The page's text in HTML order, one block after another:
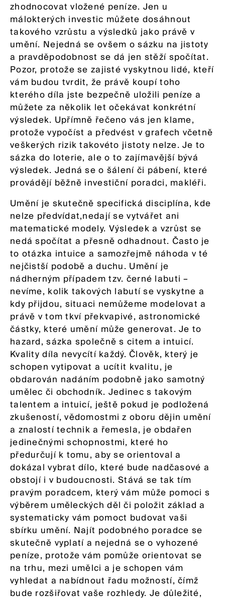
zhodnocovat vložené peníze. Jen u
málokterých investic můžete dosáhnout
takového vzrůstu a výsledků jako právě v
umění. Nejedná se ovšem o sázku na jistoty
a pravděpodobnost se dá jen stěží spočítat.
Pozor, protože se zajisté vyskytnou lidé, kteří
vám budou tvrdit, že právě koupí toho
kterého díla jste bezpečně uložili peníze a
můžete za několik let očekávat konkrétní
výsledek. Upřímně řečeno vás jen klame,
protože vypočíst a předvést v grafech včetně
veškerých rizik takovéto jistoty nelze. Je to
sázka do loterie, ale o to zajímavější bývá
výsledek. Jedná se o šálení či pábení, které
provádějí běžně investiční poradci, makléři.
Umění je skutečně specifická disciplína, kde
nelze předvídat,nedají se vytvářet ani
matematické modely. Výsledek a vzrůst se
nedá spočítat a přesně odhadnout. Často je
to otázka intuice a samozřejmě náhoda v té
nejčistší podobě a duchu. Umění je
nádherným případem tzv. černé labuti –
nevíme, kolik takových labutí se vyskytne a
kdy přijdou, situaci nemůžeme modelovat a
právě v tom tkví překvapivé, astronomické
částky, které umění může generovat. Je to
hazard, sázka společně s citem a intuicí.
Kvality díla nevycítí každý. Člověk, který je
schopen vytipovat a ucítit kvalitu, je
obdarován nadáním podobně jako samotný
umělec či obchodník. Jedinec s takovým
talentem a intuicí, ještě pokud je podložená
zkušeností, vědomostmi z oboru dějin umění
a znalostí technik a řemesla, je obdařen
jedinečnými schopnostmi, které ho
předurčují k tomu, aby se orientoval a
dokázal vybrat dílo, které bude nadčasové a
obstojí i v budoucnosti. Stává se tak tím
pravým poradcem, který vám může pomoci s
výběrem uměleckých děl či položit základ a
systematicky vám pomoct budovat vaši
sbírku umění. Najít podobného poradce se
skutečně vyplatí a nejedná se o vyhozené
peníze, protože vám pomůže orientovat se
na trhu, mezi umělci a je schopen vám
vyhledat a nabídnout řadu možností, čímž
bude rozšiřovat vaše rozhledy. Je důležité,